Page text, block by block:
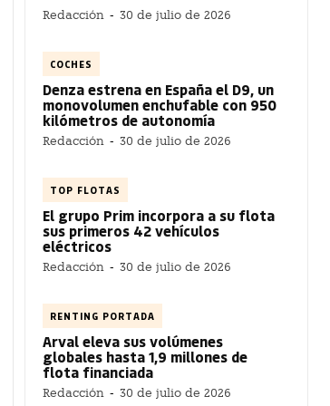
Redacción - 30 de julio de 2026
COCHES
Denza estrena en España el D9, un
monovolumen enchufable con 950
kilómetros de autonomía
Redacción - 30 de julio de 2026
TOP FLOTAS
El grupo Prim incorpora a su flota
sus primeros 42 vehículos
eléctricos
Redacción - 30 de julio de 2026
RENTING PORTADA
Arval eleva sus volúmenes
globales hasta 1,9 millones de
flota financiada
Redacción - 30 de julio de 2026